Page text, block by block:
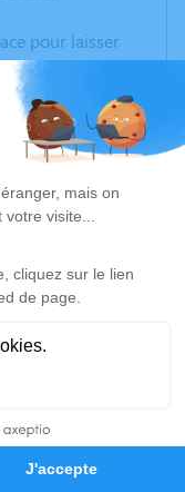
Hommages
pour laisser
souvenirs, une
des
un lieu
de Solange
est
rends hommage
Iles de